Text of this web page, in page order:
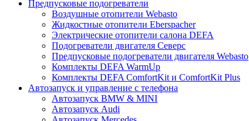
Предпусковые подогреватели
Воздушные отопители Webasto
Жидкостные отопители Eberspacher
Электрические отопители салона DEFA
Подогреватели двигателя Северс
Предпусковые подогреватели двигателя Webasto
Комплекты DEFA WarmUp
Комплекты DEFA ComfortKit и ComfortKit Plus
Автозапуск и управление с телефона
Автозапуск BMW & MINI
Автозапуск Audi